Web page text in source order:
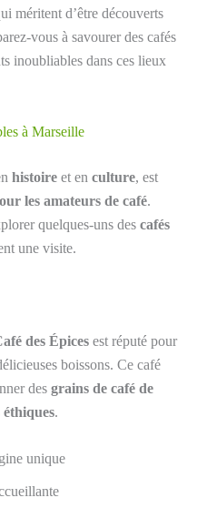
méritent d’être découverts
vous à savourer des cafés
inoubliables dans ces lieux
à Marseille
histoire et en culture, est
les amateurs de café.
quelques-uns des cafés
une visite.
des Épices est réputé pour
boissons. Ce café
des grains de café de
.
unique